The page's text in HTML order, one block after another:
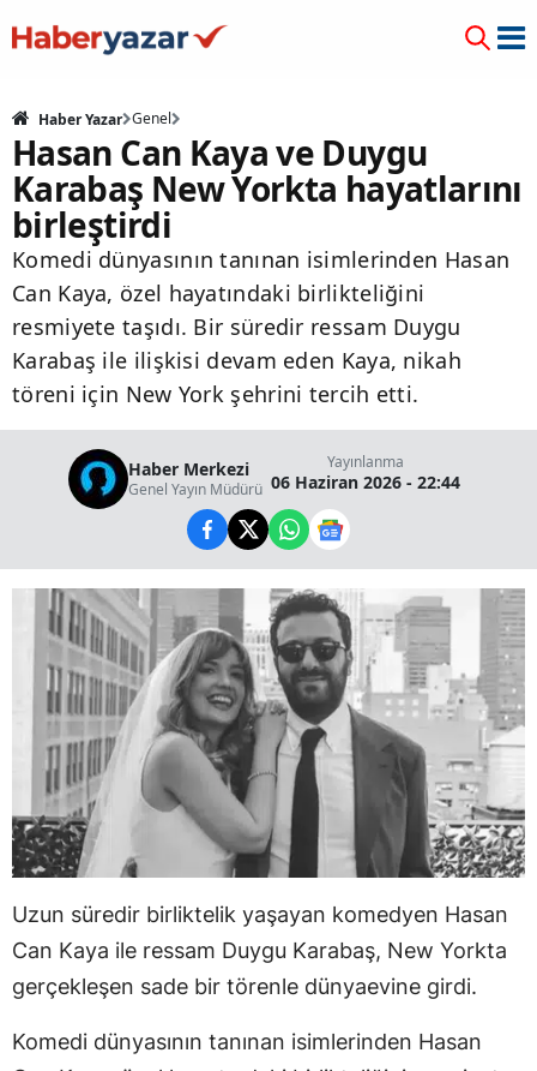
Haber Yazar Genel
Hasan Can Kaya ve Duygu
Karabaş New Yorkta hayatlarını
birleştirdi
Komedi dünyasının tanınan isimlerinden Hasan
Can Kaya, özel hayatındaki birlikteliğini
resmiyete taşıdı. Bir süredir ressam Duygu
Karabaş ile ilişkisi devam eden Kaya, nikah
töreni için New York şehrini tercih etti.
Haber Merkezi
Genel Yayın Müdürü
Yayınlanma
06 Haziran 2026 - 22:44
Uzun süredir birliktelik yaşayan komedyen Hasan
Can Kaya ile ressam Duygu Karabaş, New Yorkta
gerçekleşen sade bir törenle dünyaevine girdi.
Komedi dünyasının tanınan isimlerinden Hasan